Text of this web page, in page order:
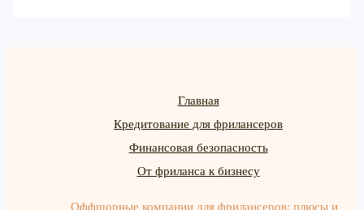
Главная
Кредитование для фрилансеров
Финансовая безопасность
От фриланса к бизнесу
Оффшорные компании для фрилансеров: плюсы и